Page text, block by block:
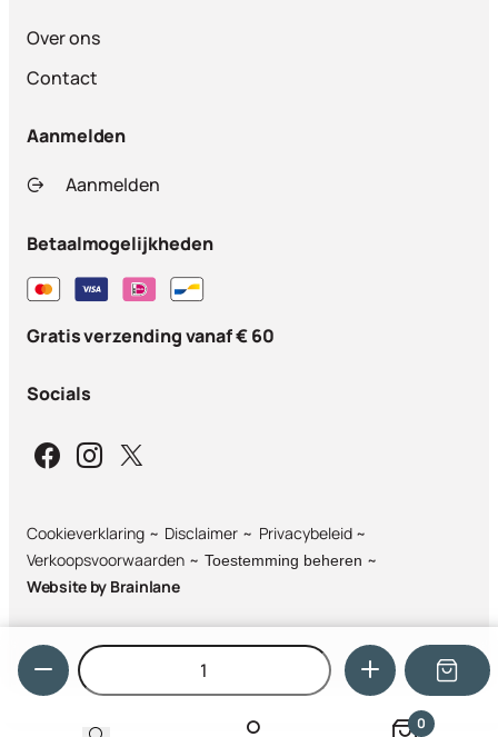
0
Hoeveelheid
Over ons
Contact
Aanmelden
Aanmelden
Betaalmogelijkheden
Gratis verzending vanaf € 60
Socials
Cookieverklaring Disclaimer
Privacybeleid
Verkoopsvoorwaarden
Toestemming beheren
Website by Brainlane